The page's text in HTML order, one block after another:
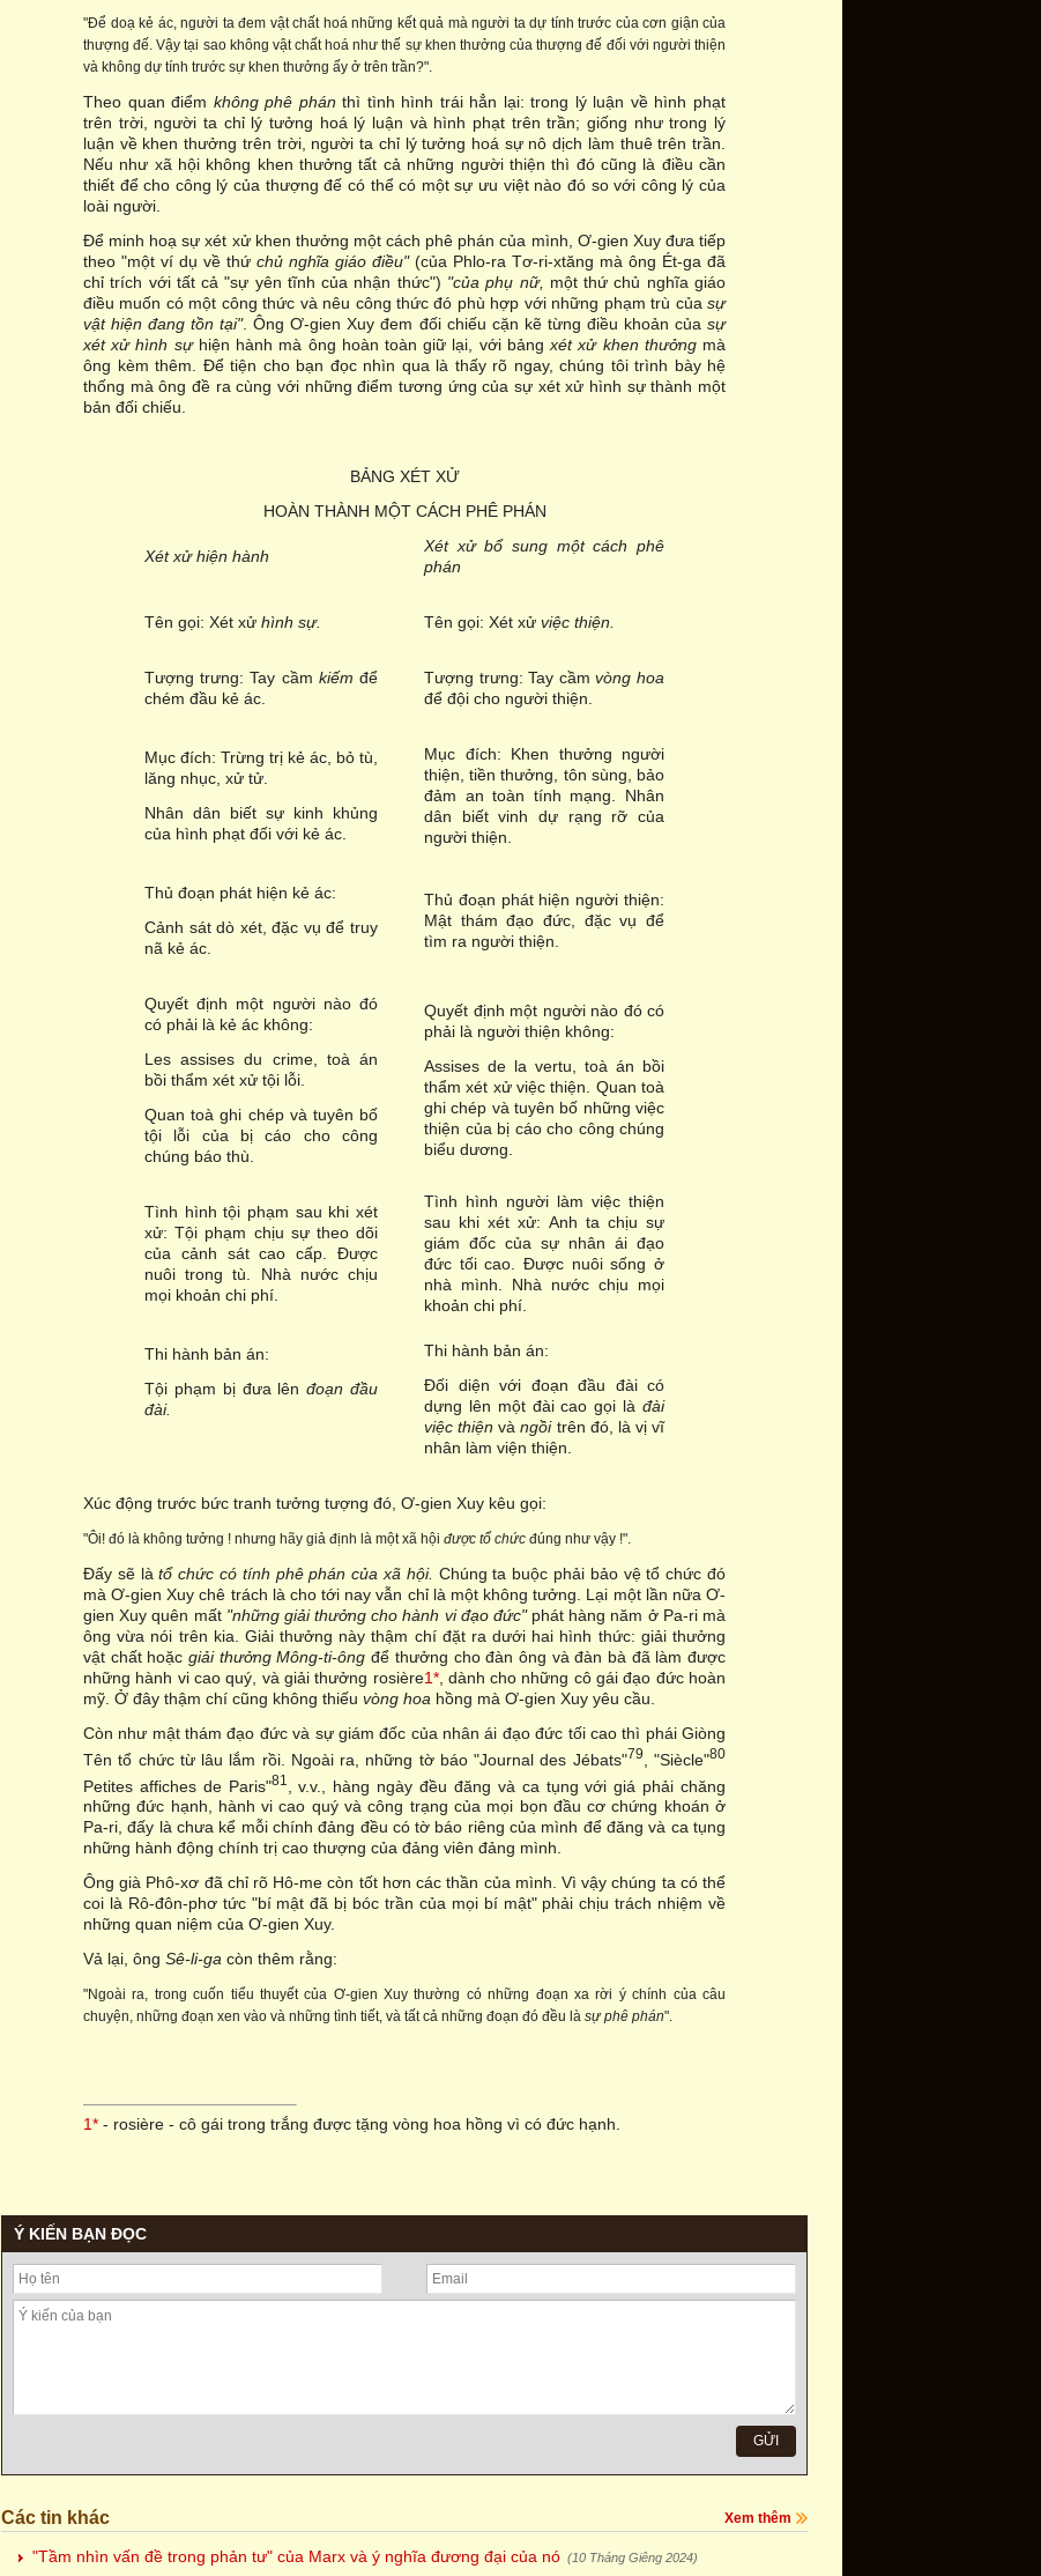
"Để doạ kẻ ác, người ta đem vật chất hoá những kết quả mà người ta dự tính trước của cơn giận của
thượng đế. Vậy tại sao không vật chất hoá như thế sự khen thưởng của thượng đế đối với người thiện
và không dự tính trước sự khen thưởng ấy ở trên trần?".
Theo quan điểm không phê phán thì tình hình trái hẳn lại: trong lý luận về hình phạt
trên trời, người ta chỉ lý tưởng hoá lý luận và hình phạt trên trần; giống như trong lý
luận về khen thưởng trên trời, người ta chỉ lý tưởng hoá sự nô dịch làm thuê trên trần.
Nếu như xã hội không khen thưởng tất cả những người thiện thì đó cũng là điều cần
thiết để cho công lý của thượng đế có thể có một sự ưu việt nào đó so với công lý của
loài người.
Để minh hoạ sự xét xử khen thưởng một cách phê phán của mình, Ơ-gien Xuy đưa tiếp
theo "một ví dụ về thứ chủ nghĩa giáo điều"(của Phlo-ra Tơ-ri-xtăng mà ông Ét-ga đã
chỉ trích với tất cả "sự yên tĩnh của nhận thức") "của phụ nữ, một thứ chủ nghĩa giáo
điều muốn có một công thức và nêu công thức đó phù hợp với những phạm trù của sự
vật hiện đang tồn tại". Ông Ơ-gien Xuy đem đối chiếu cặn kẽ từng điều khoản củasự
xét xử hình sựhiện hành mà ông hoàn toàn giữ lại, với bảngxét xử khen thưởngmà
ông kèm thêm. Để tiện cho bạn đọc nhìn qua là thấy rõ ngay, chúng tôi trình bày hệ
thống mà ông đề ra cùng với những điểm tương ứng của sự xét xử hình sự thành một
bản đối chiếu.
BẢNG XÉT XỬ
HOÀN THÀNH MỘT CÁCH PHÊ PHÁN
Xét xử hiện hành
Xét xử bổ sung một cách phê
phán
Tên gọi: Xét xử hình sự. Tên gọi: Xét xử việc thiện.
Tượng trưng: Tay cầm kiếm để
chém đầu kẻ ác.
Tượng trưng: Tay cầmvòng hoa
để đội cho người thiện.
Mục đích: Trừng trị kẻ ác, bỏ tù,
lăng nhục, xử tử.
Nhân dân biết sự kinh khủng
của hình phạt đối với kẻ ác.
Mục đích: Khen thưởng người
thiện, tiền thưởng, tôn sùng, bảo
đảm an toàn tính mạng. Nhân
dân biết vinh dự rạng rỡ của
người thiện.
Thủ đoạn phát hiện kẻ ác:
Cảnh sát dò xét, đặc vụ để truy
nã kẻ ác.
Thủ đoạn phát hiện người thiện:
Mật thám đạo đức, đặc vụ để
tìm ra người thiện.
Quyết định một người nào đó
có phải là kẻ ác không:
Les assises du crime, toà án
bồi thẩm xét xử tội lỗi.
Quan toà ghi chép và tuyên bố
tội lỗi của bị cáo cho công
chúng báo thù.
Quyết định một người nào đó có
phải là người thiện không:
Assises de la vertu, toà án bồi
thẩm xét xử việc thiện. Quan toà
ghi chép và tuyên bố những việc
thiện của bị cáo cho công chúng
biểu dương.
Tình hình tội phạm sau khi xét
xử: Tội phạm chịu sự theo dõi
của cảnh sát cao cấp. Được
nuôi trong tù. Nhà nước chịu
mọi khoản chi phí.
Tình hình người làm việc thiện
sau khi xét xử: Anh ta chịu sự
giám đốc của sự nhân ái đạo
đức tối cao. Được nuôi sống ở
nhà mình. Nhà nước chịu mọi
khoản chi phí.
Thi hành bản án:
Tội phạm bị đưa lênđoạn đầu
đài.
Thi hành bản án:
Đối diện với đoạn đầu đài có
dựng lên một đài cao gọi là đài
việc thiện vàngồitrên đó, là vị vĩ
nhân làm viện thiện.
Xúc động trước bức tranh tưởng tượng đó, Ơ-gien Xuy kêu gọi:
"Ôi! đó là không tưởng ! nhưng hãy giả định là một xã hội được tổ chức đúng như vậy !".
Đấy sẽ làtổ chức có tính phê phán của xã hội. Chúng ta buộc phải bảo vệ tổ chức đó
mà Ơ-gien Xuy chê trách là cho tới nay vẫn chỉ là một không tưởng. Lại một lần nữa Ơ-
gien Xuy quên mất"những giải thưởng cho hành vi đạo đức"phát hàng năm ở Pa-ri mà
ông vừa nói trên kia. Giải thưởng này thậm chí đặt ra dưới hai hình thức: giải thưởng
vật chất hoặcgiải thưởngMông-ti-ông để thưởng cho đàn ông và đàn bà đã làm được
những hành vi cao quý, và giải thưởng rosière1*, dành cho những cô gái đạo đức hoàn
mỹ. Ở đây thậm chí cũng không thiếu vòng hoa hồng mà Ơ-gien Xuy yêu cầu.
Còn như mật thám đạo đức và sự giám đốc của nhân ái đạo đức tối cao thì phái Giòng
Tên tổ chức từ lâu lắm rồi. Ngoài ra, những tờ báo "Journal des Jébats"79 , "Siècle"80
Petites affiches de Paris"81
, v.v., hàng ngày đều đăng và ca tụng với giá phải chăng
những đức hạnh, hành vi cao quý và công trạng của mọi bọn đầu cơ chứng khoán ở
Pa-ri, đấy là chưa kể mỗi chính đảng đều có tờ báo riêng của mình để đăng và ca tụng
những hành động chính trị cao thượng của đảng viên đảng mình.
Ông già Phô-xơ đã chỉ rõ Hô-me còn tốt hơn các thần của mình. Vì vậy chúng ta có thể
coi là Rô-đôn-phơ tức "bí mật đã bị bóc trần của mọi bí mật" phải chịu trách nhiệm về
những quan niệm của Ơ-gien Xuy.
Vả lại, ông Sê-li-ga còn thêm rằng:
"Ngoài ra, trong cuốn tiểu thuyết của Ơ-gien Xuy thường có những đoạn xa rời ý chính của câu
chuyện, những đoạn xen vào và những tình tiết, và tất cả những đoạn đó đều là sự phê phán".
1* - rosière - cô gái trong trắng được tặng vòng hoa hồng vì có đức hạnh.
Ý KIẾN BẠN ĐỌC
Các tin khác Xem thêm
"Tầm nhìn vấn đề trong phản tư" của Marx và ý nghĩa đương đại của nó (10 Tháng Giêng 2024)